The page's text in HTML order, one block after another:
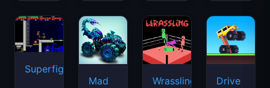
Superfighters
Mad
Wrassling
Drive